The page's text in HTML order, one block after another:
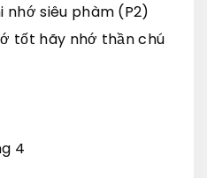
nhớ siêu phàm (P2)
tốt hãy nhớ thần chú
4